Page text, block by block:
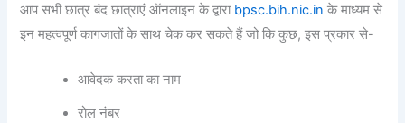
आप सभी छात्र बंद छात्राएं ऑनलाइन के द्वारा bpsc.bih.nic.in के माध्यम से
इन महत्वपूर्ण कागजातों के साथ चेक कर सकते हैं जो कि कुछ, इस प्रकार से-
आवेदक करता का नाम
रोल नंबर